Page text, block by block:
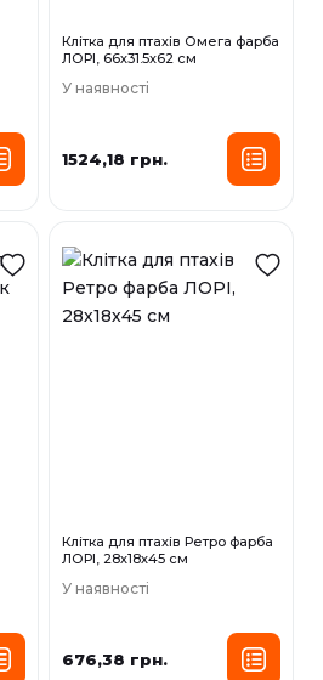
Клітка для птахів Омега фарба
ЛОРІ, 66х31.5х62 см
У наявності
1524,18 грн.
Клітка для птахів Ретро фарба
ЛОРІ, 28х18х45 см
У наявності
676,38 грн.